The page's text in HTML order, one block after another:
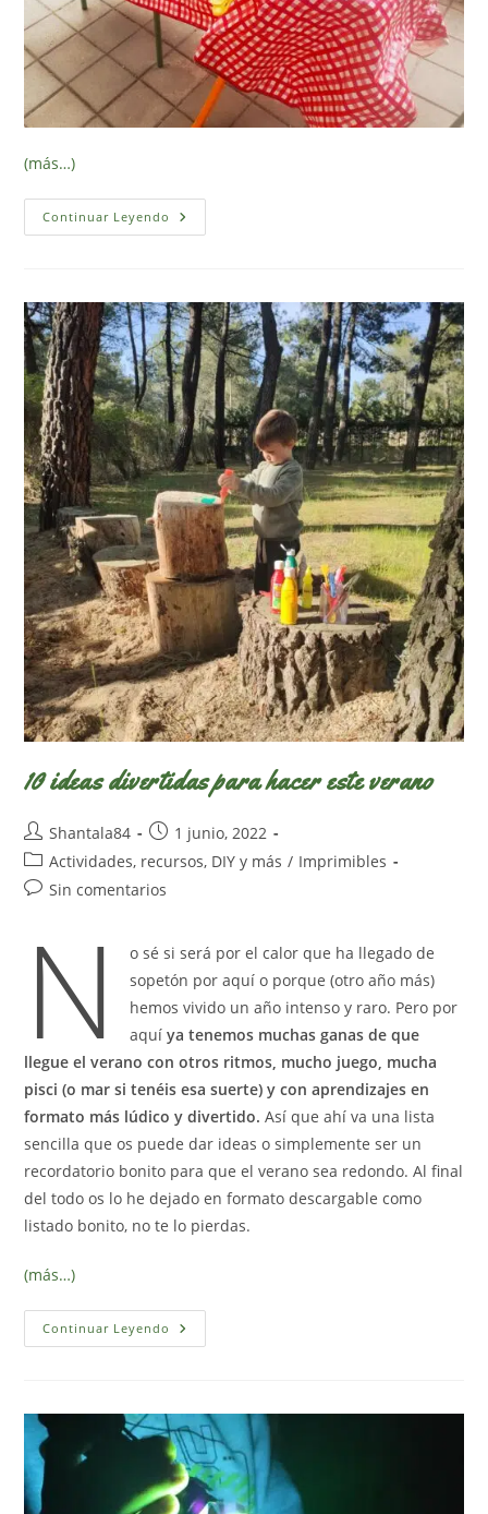
(más…)
Continuar Leyendo
Reflexiones
Y
No
Estructurado
10 ideas divertidas para hacer este verano
Autor
de
la
entrada:
Shantala84
Publicación
de
entrada:
1 junio, 2022
Categoría
de
Actividades, recursos, DIY y más / Imprimibles
Comentarios
entrada:
Sin comentarios
N
o sé si será por el calor que ha llegado de
sopetón por aquí o porque (otro año más)
hemos vivido un año intenso y raro. Pero por
aquíya tenemos muchas ganas de que
llegue el verano con otros ritmos, mucho juego, mucha
pisci (o mar si tenéis esa suerte) y con aprendizajes en
formato más lúdico y divertido. Así que ahí va una lista
sencilla que os puede dar ideas o simplemente ser un
recordatorio bonito para que el verano sea redondo. Al final
del todo os lo he dejado en formato descargable como
listado bonito, no te lo pierdas.
(más…)
Continuar Leyendo 10
Ideas
Verano